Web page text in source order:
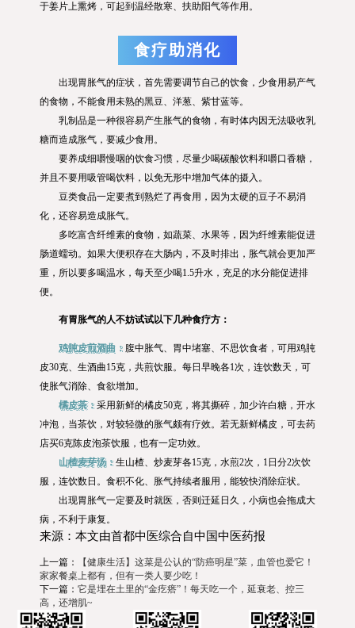
于姜片上熏烤，可起到温经散寒、扶助阳气等作用。
食疗助消化
出现胃胀气的症状，首先需要调节自己的饮食，少食用易产气
的食物，不能食用未熟的黑豆、洋葱、紫甘蓝等。
乳制品是一种很容易产生胀气的食物，有时体内因无法吸收乳
糖而造成胀气，要减少食用。
要养成细嚼慢咽的饮食习惯，尽量少喝碳酸饮料和嚼口香糖，
并且不要用吸管喝饮料，以免无形中增加气体的摄入。
豆类食品一定要煮到熟烂了再食用，因为太硬的豆子不易消
化，还容易造成胀气。
多吃富含纤维素的食物，如蔬菜、水果等，因为纤维素能促进
肠道蠕动。如果大便积存在大肠内，不及时排出，胀气就会更加严
重，所以要多喝温水，每天至少喝1.5升水，充足的水分能促进排
便。
有胃胀气的人不妨试试以下几种食疗方：
鸡肫皮煎酒曲： 腹中胀气、胃中堵塞、不思饮食者，可用鸡肫
皮30克、生酒曲15克，共煎饮服。每日早晚各1次，连饮数天，可
使胀气消除、食欲增加。
橘皮茶： 采用新鲜的橘皮50克，将其撕碎，加少许白糖，开水
冲泡，当茶饮，对较轻微的胀气颇有疗效。若无新鲜橘皮，可去药
店买6克陈皮泡茶饮服，也有一定功效。
山楂麦芽汤： 生山楂、炒麦芽各15克，水煎2次，1日分2次饮
服，连饮数日。食积不化、胀气持续者服用，能较快消除症状。
出现胃胀气一定要及时就医，否则迁延日久，小病也会拖成大
病，不利于康复。
来源：本文由首都中医综合自中国中医药报
上一篇：
【健康生活】这菜是公认的“防癌明星”菜，血管也爱它！
家家餐桌上都有，但有一类人要少吃！
下一篇： 它是埋在土里的“金疙瘩”！每天吃一个，延衰老、控三
高，还增肌~